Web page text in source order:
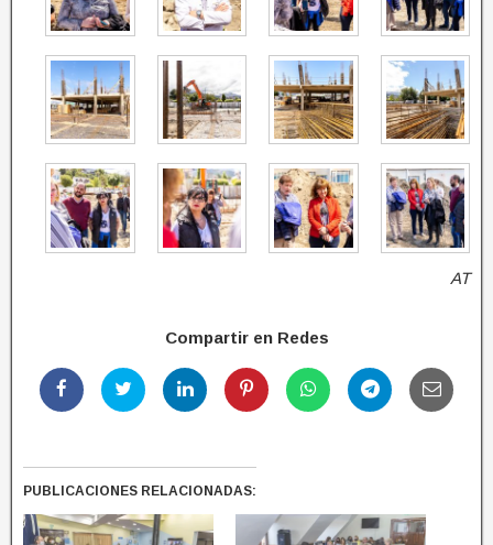
AT
Compartir en Redes
PUBLICACIONES RELACIONADAS: